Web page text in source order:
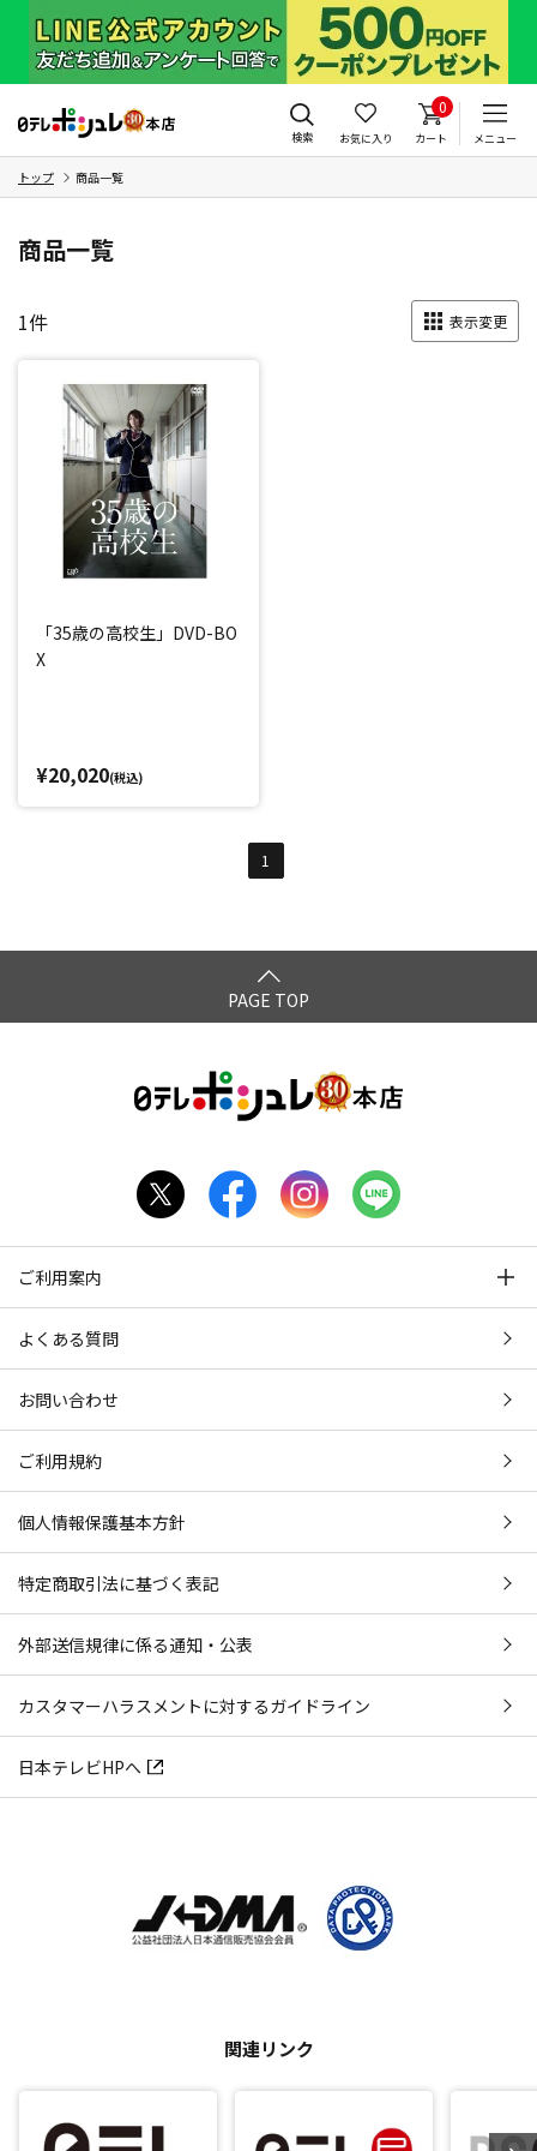
検索 お気に入り
0
カート メニュー
トップ 商品一覧
商品一覧
1件 表示変更
「35歳の高校生」DVD-BO
X
¥20,020(税込)
1
PAGE TOP
ご利用案内
よくある質問
お問い合わせ
ご利用規約
個人情報保護基本方針
特定商取引法に基づく表記
外部送信規律に係る通知・公表
カスタマーハラスメントに対するガイドライン
日本テレビHPへ
関連リンク